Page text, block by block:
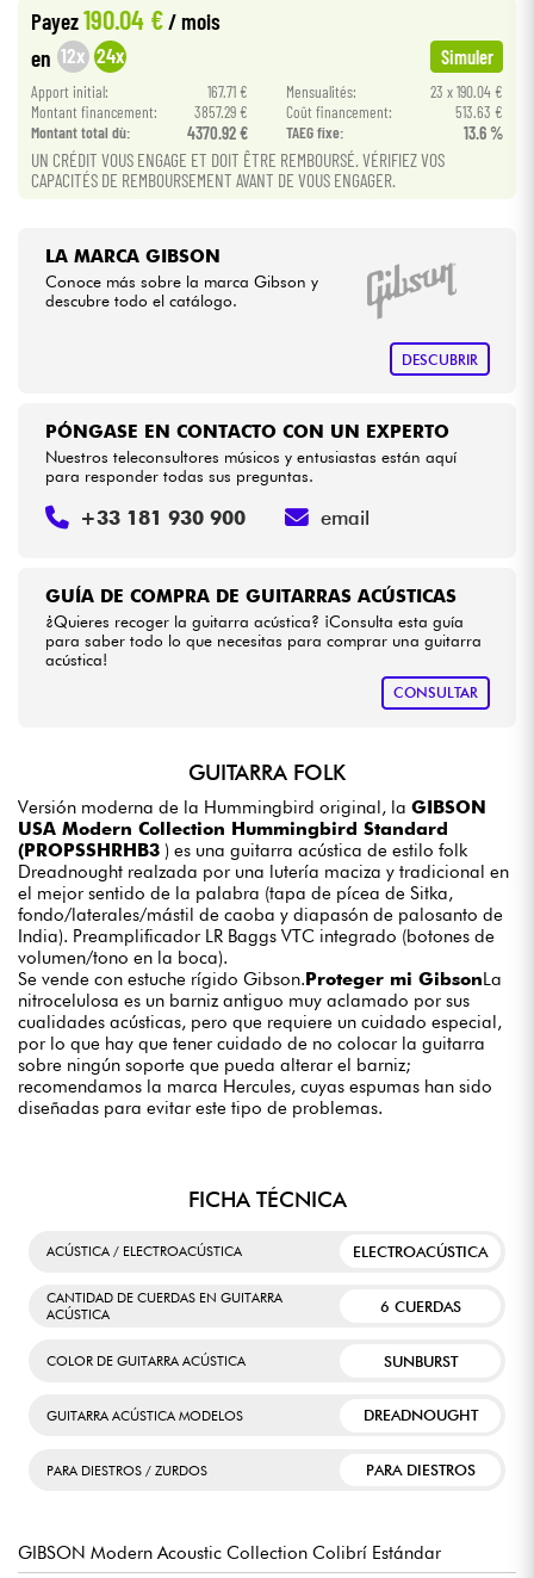
Cables & Acces.
HiFi
Bundle
BRUXELLES
Payez190.04 € / mois
en 12x 24x Simuler
Apport initial: 167.71 € Mensualités:
23 x 190.04 €
Montant financement:
3857.29 € Coût financement:
513.63 €
Montant total dù:
4370.92 € TAEG fixe: 13.6 %
UN CRÉDIT VOUS ENGAGE ET DOIT ÊTRE REMBOURSÉ. VÉRIFIEZ VOS
CAPACITÉS DE REMBOURSEMENT AVANT DE VOUS ENGAGER.
LA MARCA GIBSON
Conoce más sobre la marca Gibson y
descubre todo el catálogo.
DESCUBRIR
GUÍA DE COMPRA DE GUITARRAS ACÚSTICAS
¿Quieres recoger la guitarra acústica? ¡Consulta esta guía
para saber todo lo que necesitas para comprar una guitarra
acústica!
CONSULTAR
PÓNGASE EN CONTACTO CON UN EXPERTO
Nuestros teleconsultores músicos y entusiastas están aquí
para responder todas sus preguntas.
+33 181 930 900 email
GUITARRA FOLK
Versión moderna de la Hummingbird original, la GIBSON
USA Modern Collection Hummingbird Standard
(PROPSSHRHB3 ) es una guitarra acústica de estilo folk
Dreadnought realzada por una lutería maciza y tradicional en
el mejor sentido de la palabra (tapa de pícea de Sitka,
fondo/laterales/mástil de caoba y diapasón de palosanto de
India). Preamplificador LR Baggs VTC integrado (botones de
volumen/tono en la boca).
Se vende con estuche rígido Gibson.Proteger mi GibsonLa
nitrocelulosa es un barniz antiguo muy aclamado por sus
cualidades acústicas, pero que requiere un cuidado especial,
por lo que hay que tener cuidado de no colocar la guitarra
sobre ningún soporte que pueda alterar el barniz;
recomendamos la marca Hercules, cuyas espumas han sido
diseñadas para evitar este tipo de problemas.
FICHA TÉCNICA
ACÚSTICA / ELECTROACÚSTICA ELECTROACÚSTICA
CANTIDAD DE CUERDAS EN GUITARRA
ACÚSTICA
6 CUERDAS
COLOR DE GUITARRA ACÚSTICA SUNBURST
GUITARRA ACÚSTICA MODELOS DREADNOUGHT
PARA DIESTROS / ZURDOS PARA DIESTROS
GIBSON Modern Acoustic Collection Colibrí Estándar